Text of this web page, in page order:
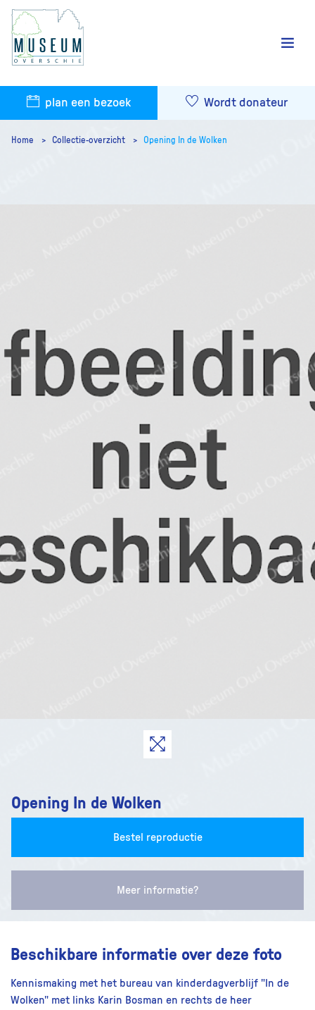
plan een bezoek Wordt donateur
Home Collectie-overzicht Opening In de Wolken
Opening In de Wolken
Bestel reproductie
Meer informatie?
Beschikbare informatie over deze foto
Kennismaking met het bureau van kinderdagverblijf "In de
Wolken" met links Karin Bosman en rechts de heer